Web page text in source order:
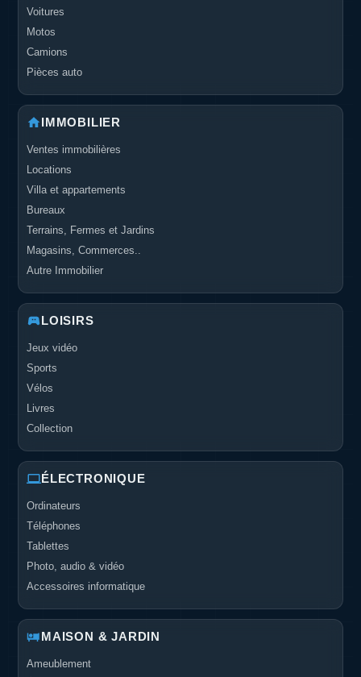
Voitures
Motos
Camions
Pièces auto
IMMOBILIER
Ventes immobilières
Locations
Villa et appartements
Bureaux
Terrains, Fermes et Jardins
Magasins, Commerces..
Autre Immobilier
LOISIRS
Jeux vidéo
Sports
Vélos
Livres
Collection
ÉLECTRONIQUE
Ordinateurs
Téléphones
Tablettes
Photo, audio & vidéo
Accessoires informatique
MAISON & JARDIN
Ameublement